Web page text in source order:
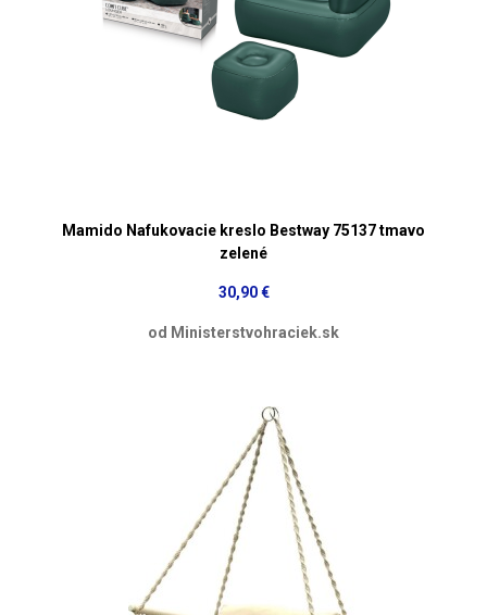
Mamido Nafukovacie kreslo Bestway 75137 tmavo
zelené
30,90 €
od Ministerstvohraciek.sk